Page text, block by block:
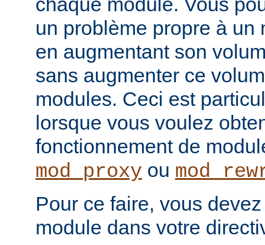
un problème propre à un
en augmentant son
sans augmenter ce
modules. Ceci est
lorsque vous voulez
fonctionnement de
mod_proxy ou
Pour ce faire, vous
module dans votre